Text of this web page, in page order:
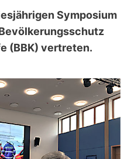
Symposium
(BBK) vertreten.